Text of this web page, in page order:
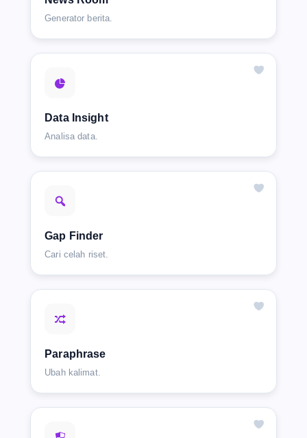
Generator berita.
Data Insight
Analisa data.
Gap Finder
Cari celah riset.
Paraphrase
Ubah kalimat.